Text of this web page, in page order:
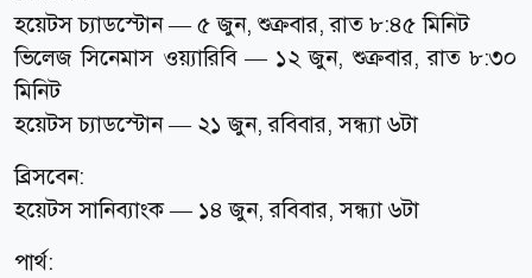
হয়েটস চ্যাডস্টোন — ৫ জুন, শুক্রবার, রাত ৮:৪৫ মিনিট
ভিলেজ সিনেমাস ওয়্যারিবি — ১২ জুন, শুক্রবার, রাত ৮:৩০
মিনিট
হয়েটস চ্যাডস্টোন — ২১ জুন, রবিবার, সন্ধ্যা ৬টা
ব্রিসবেন:
হয়েটস সানিব্যাংক — ১৪ জুন, রবিবার, সন্ধ্যা ৬টা
পার্থ: